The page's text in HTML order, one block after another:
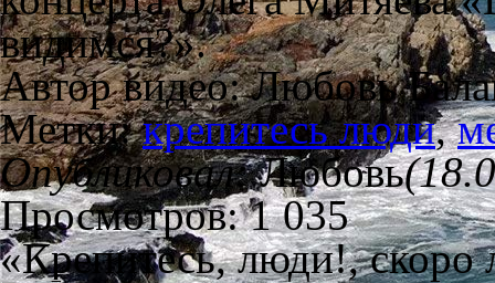
видимся?».
Автор видео: Любовь
Метки:крепитесь люди,
Опубликовал:Любовь
Просмотров: 1 035
«Крепитесь, люди!,